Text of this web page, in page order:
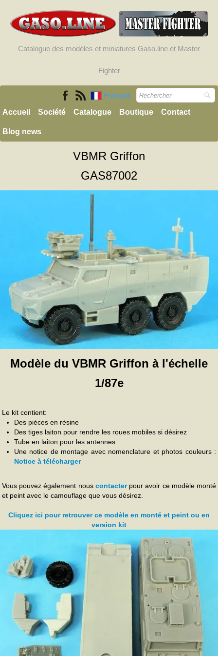
Catalogue des modèles et miniatures Gaso.line et Master
Fighter
Français
Accueil Société Catalogue Boutique Contact
Blog news
VBMR Griffon
GAS87002
Modèle du VBMR Griffon à l'échelle
1/87e
Le kit contient:
Des pièces en résine
Des tiges laiton pour rendre les roues mobiles si désirez
Tube en laiton pour les antennes
Une notice de montage avec nomenclature et photos couleurs :
Notice à télécharger
Vous pouvez également nous contacterpour avoir ce modèle monté
et peint avec le camouflage que vous désirez.
Cliquez ici pour retrouver ce modèle en monté et peint ou en
version kit